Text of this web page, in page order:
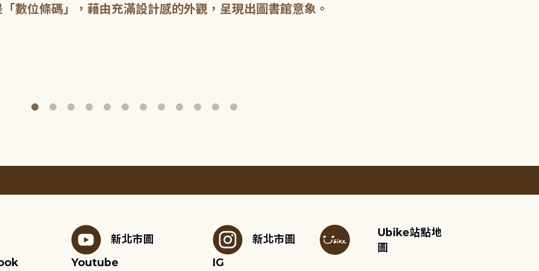
數位條碼」，藉由充滿設計感的外觀，呈現出圖書館意象。
新北市圖
Youtube
新北市圖
IG
Ubike站點地
圖